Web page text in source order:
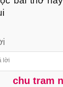
lời
chu tram